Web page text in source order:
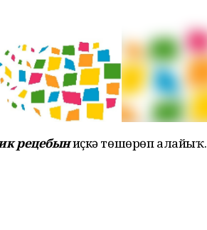
рецебыниҫкә төшөрөп алайыҡ.